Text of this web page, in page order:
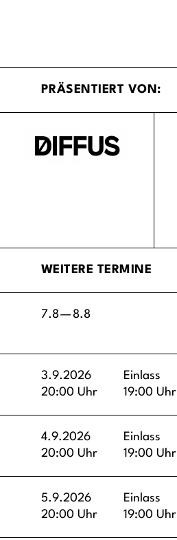
PRÄSENTIERT VON:
WEITERE TERMINE
7.8—8.8
3.9.2026
20:00 Uhr
Einlass
19:00 Uhr
4.9.2026
20:00 Uhr
Einlass
19:00 Uhr
5.9.2026
20:00 Uhr
Einlass
19:00 Uhr